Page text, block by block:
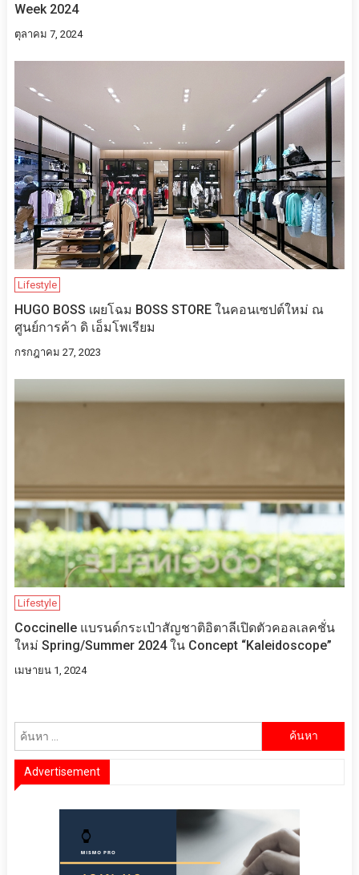
Week 2024
ตุลาคม 7, 2024
Lifestyle
HUGO BOSS เผยโฉม BOSS STORE ในคอนเซปต์ใหม่ ณ
ศูนย์การค้า ดิ เอ็มโพเรียม
กรกฎาคม 27, 2023
Lifestyle
Coccinelle แบรนด์กระเป๋าสัญชาติอิตาลีเปิดตัวคอลเลคชั่น
ใหม่ Spring/Summer 2024 ใน Concept “Kaleidoscope”
เมษายน 1, 2024
Advertisement